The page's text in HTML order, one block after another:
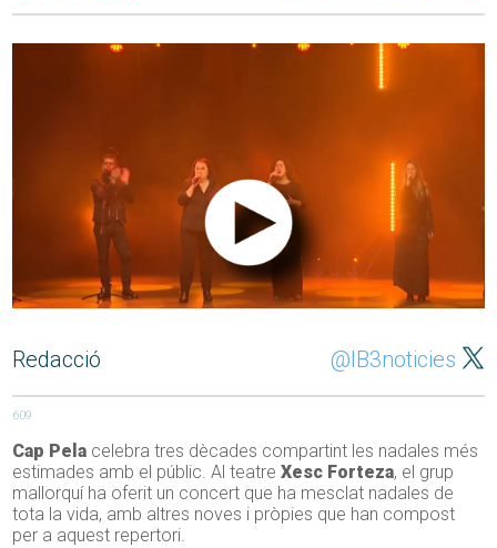
Redacció @IB3noticies
609
Cap Pela celebra tres dècades compartint les nadales més
estimades amb el públic. Al teatreXesc Forteza, el grup
mallorquí ha oferit un concert que ha mesclat nadales de
tota la vida, amb altres noves i pròpies que han compost
per a aquest repertori.